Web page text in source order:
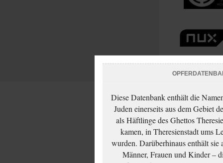
Diese Datenbank enthält die
Juden einerseits aus dem Gebiet
als Häftlinge des Ghettos
kamen, in Theresienstadt ums
wurden. Darüberhinaus enthält
Männer, Frauen und Kinder –